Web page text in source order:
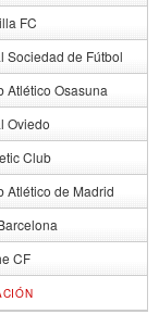
FC
Sociedad de Fútbol
Atlético Osasuna
Oviedo
Club
Atlético de Madrid
CF